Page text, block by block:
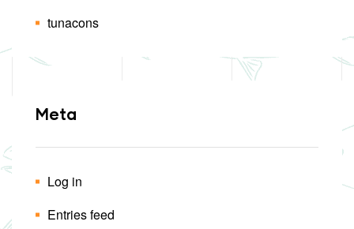
tunacons
Meta
Log in
Entries feed